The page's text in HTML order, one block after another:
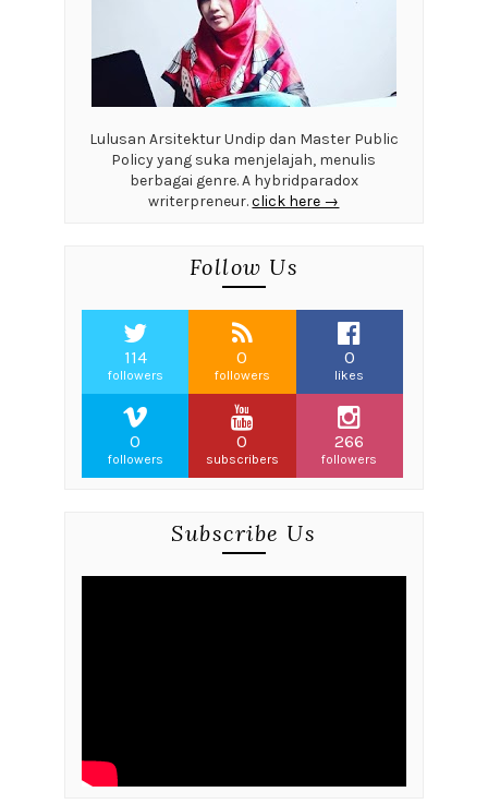
Lulusan Arsitektur Undip dan Master Public
Policy yang suka menjelajah, menulis
berbagai genre. A hybridparadox
writerpreneur.click here →
Follow Us
114
followers
0
followers
0
likes
0
followers
0
subscribers
266
followers
Subscribe Us